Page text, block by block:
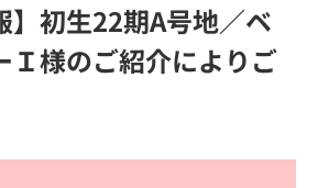
】初生22期A号地／ベ
Ｉ様のご紹介によりご